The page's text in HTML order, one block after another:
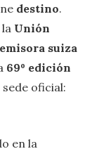
destino.
Unión
emisora suiza
69º edición
oficial:
en la